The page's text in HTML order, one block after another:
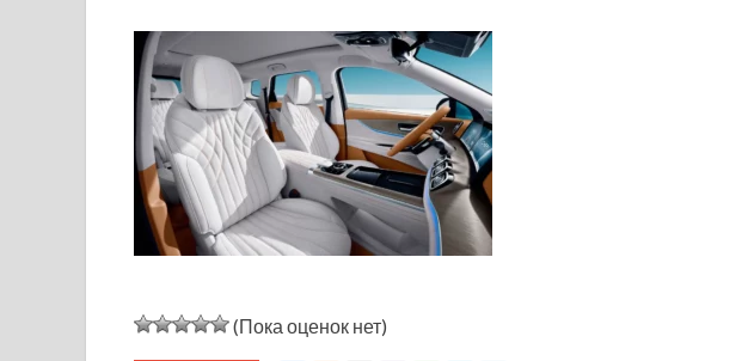
(Пока оценок нет)